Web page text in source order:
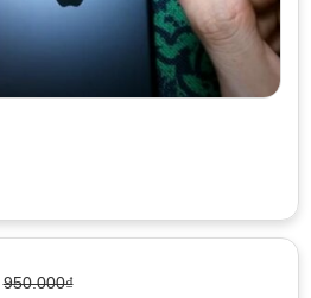
950.000₫